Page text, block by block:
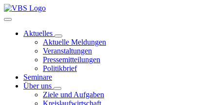
Aktuelles
Aktuelle Meldungen
Veranstaltungen
Pressemitteilungen
Politikbrief
Seminare
Über uns
Ziele und Aufgaben
Kreislaufwirtschaft